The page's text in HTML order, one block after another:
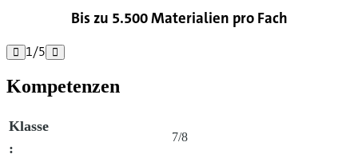
Bis zu 5.500 Materialien pro Fach
 1/5 
Kompetenzen
Klasse
:
7/8